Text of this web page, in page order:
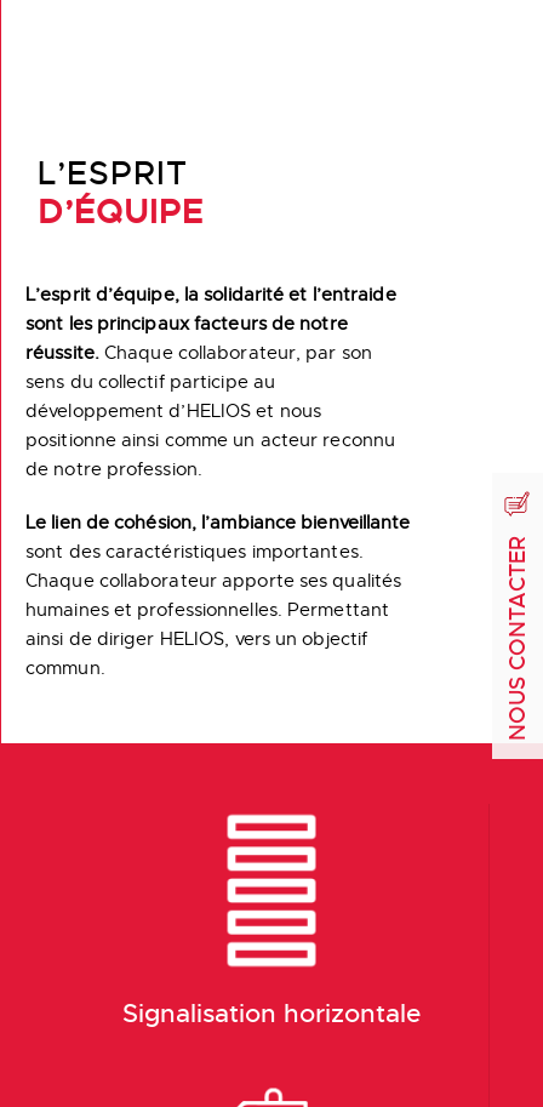
NOUS CONTACTER
L’ESPRIT
D’ÉQUIPE
L’esprit d’équipe, la solidarité et l’entraide
sont les principaux facteurs de notre
réussite.Chaque collaborateur, par son
sens du collectif participe au
développement d’HELIOS et nous
positionne ainsi comme un acteur reconnu
de notre profession.
Le lien de cohésion, l’ambiance bienveillante
sont des caractéristiques importantes.
Chaque collaborateur apporte ses qualités
humaines et professionnelles. Permettant
ainsi de diriger HELIOS, vers un objectif
commun.
Signalisation horizontale